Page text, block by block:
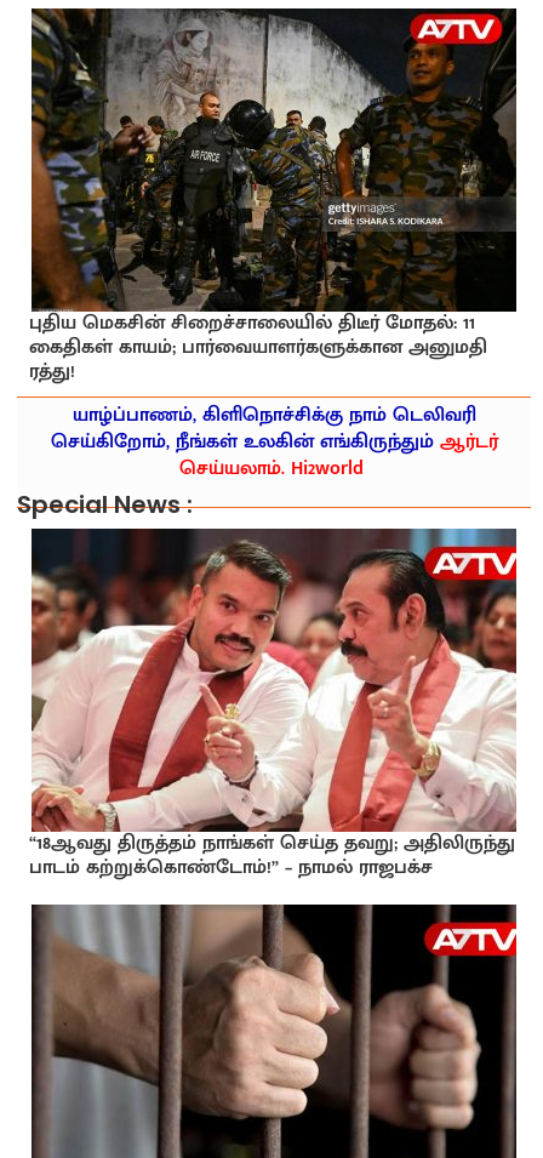
புதிய மெகசின் சிறைச்சாலையில் திடீர் மோதல்: 11
கைதிகள் காயம்; பார்வையாளர்களுக்கான அனுமதி
ரத்து!
யாழ்ப்பாணம், கிளிநொச்சிக்கு நாம் டெலிவரி
செய்கிறோம், நீங்கள் உலகின் எங்கிருந்தும்ஆர்டர்
செய்யலாம். Hi2world
Special News :
“18ஆவது திருத்தம் நாங்கள் செய்த தவறு; அதிலிருந்து
பாடம் கற்றுக்கொண்டோம்!” – நாமல் ராஜபக்ச